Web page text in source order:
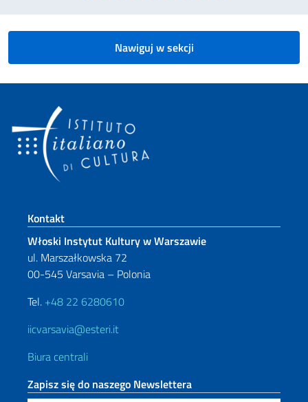
Nawiguj w sekcji
Footer section
Kontakt
Włoski Instytut Kultury w Warszawie
ul. Marszałkowska 72
00-545 Varsavia – Polonia
Tel. +48 22 6280610
iicvarsavia@esteri.it
Biura centrali
Zapisz się do naszego Newslettera